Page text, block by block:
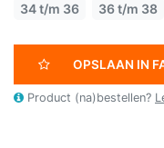
34 t/m 36 36 t/m 38
OPSLAAN IN
Product (na)bestellen?